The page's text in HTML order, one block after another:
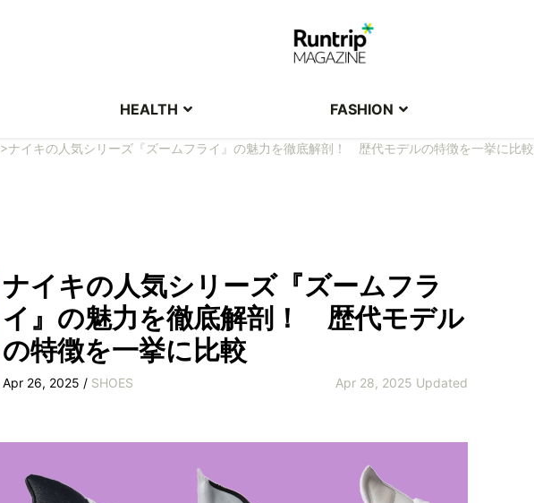
HEALTH FASHION
>ナイキの人気シリーズ『ズームフライ』の魅力を徹底解剖！ 歴代モデルの特徴を一挙に比較
ナイキの人気シリーズ『ズームフラ
イ』の魅力を徹底解剖！ 歴代モデル
の特徴を一挙に比較
Apr 26, 2025 / SHOES Apr 28, 2025 Updated